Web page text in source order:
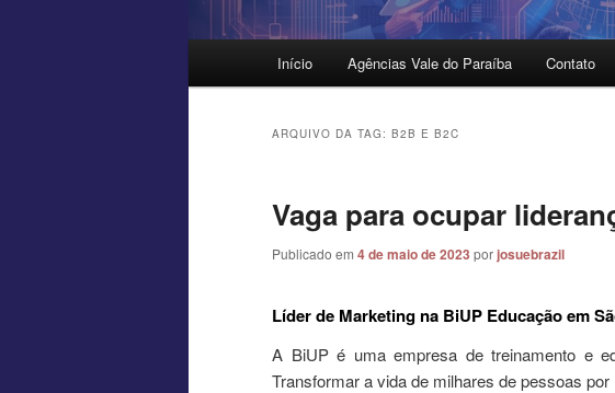
Início Agências Vale do Paraíba Contato
ARQUIVO DA TAG: B2B E B2C
Vaga para ocupar
Publicado em 4 de maio de 2023 porjosuebrazil
Líder de Marketing na BiUP Educação em
A BiUP é uma empresa de treinamento e
Transformar a vida de milhares de pessoas